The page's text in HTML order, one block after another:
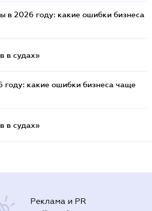
в 2026 году: какие ошибки бизнеса
в судах»
году: какие ошибки бизнеса чаще
в судах»
Реклама и PR